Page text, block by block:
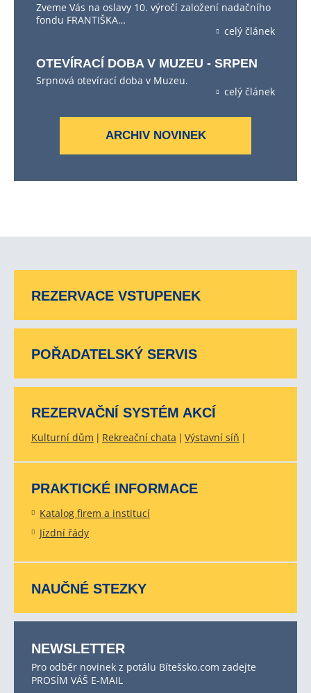
Zveme Vás na oslavy 10. výročí založení nadačního
fondu FRANTIŠKA…
celý článek
OTEVÍRACÍ DOBA V MUZEU - SRPEN
Srpnová otevírací doba v Muzeu.
celý článek
ARCHIV NOVINEK
REZERVACE VSTUPENEK
POŘADATELSKÝ SERVIS
REZERVAČNÍ SYSTÉM AKCÍ
Kulturní dům Rekreační chata Výstavní síň
PRAKTICKÉ INFORMACE
Katalog firem a institucí
Jízdní řády
NAUČNÉ STEZKY
NEWSLETTER
Pro odběr novinek z potálu Bítešsko.com zadejte
PROSÍM VÁŠ E-MAIL